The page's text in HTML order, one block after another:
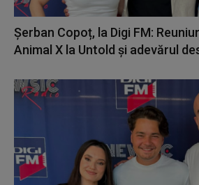
Șerban Copoț, la Digi FM:
Animal X la Untold și adevărul